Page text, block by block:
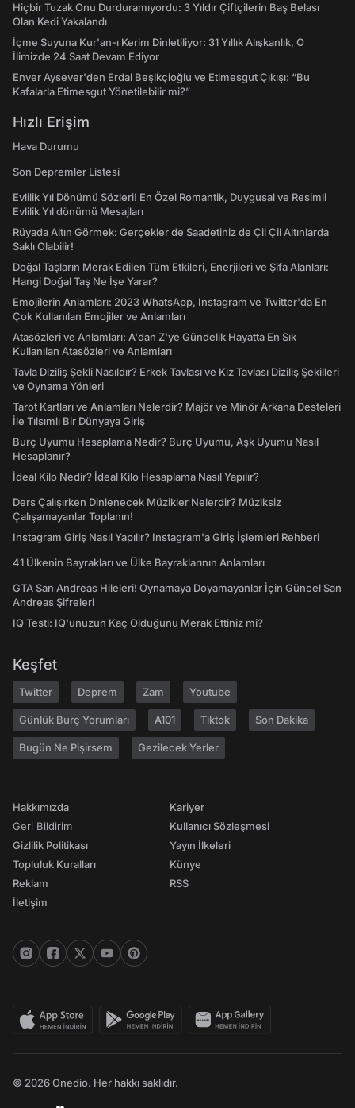
Hiçbir Tuzak Onu Durduramıyordu: 3 Yıldır Çiftçilerin Baş Belası
Olan Kedi Yakalandı
İçme Suyuna Kur'an-ı Kerim Dinletiliyor: 31 Yıllık Alışkanlık, O
İlimizde 24 Saat Devam Ediyor
Enver Aysever'den Erdal Beşikçioğlu ve Etimesgut Çıkışı: “Bu
Kafalarla Etimesgut Yönetilebilir mi?”
Hızlı Erişim
Hava Durumu
Son Depremler Listesi
Evlilik Yıl Dönümü Sözleri! En Özel Romantik, Duygusal ve Resimli
Evlilik Yıl dönümü Mesajları
Rüyada Altın Görmek: Gerçekler de Saadetiniz de Çil Çil Altınlarda
Saklı Olabilir!
Doğal Taşların Merak Edilen Tüm Etkileri, Enerjileri ve Şifa Alanları:
Hangi Doğal Taş Ne İşe Yarar?
Emojilerin Anlamları: 2023 WhatsApp, Instagram ve Twitter'da En
Çok Kullanılan Emojiler ve Anlamları
Atasözleri ve Anlamları: A'dan Z'ye Gündelik Hayatta En Sık
Kullanılan Atasözleri ve Anlamları
Tavla Diziliş Şekli Nasıldır? Erkek Tavlası ve Kız Tavlası Diziliş Şekilleri
ve Oynama Yönleri
Tarot Kartları ve Anlamları Nelerdir? Majör ve Minör Arkana Desteleri
İle Tılsımlı Bir Dünyaya Giriş
Burç Uyumu Hesaplama Nedir? Burç Uyumu, Aşk Uyumu Nasıl
Hesaplanır?
İdeal Kilo Nedir? İdeal Kilo Hesaplama Nasıl Yapılır?
Ders Çalışırken Dinlenecek Müzikler Nelerdir? Müziksiz
Çalışamayanlar Toplanın!
Instagram Giriş Nasıl Yapılır? Instagram'a Giriş İşlemleri Rehberi
41 Ülkenin Bayrakları ve Ülke Bayraklarının Anlamları
GTA San Andreas Hileleri! Oynamaya Doyamayanlar İçin Güncel San
Andreas Şifreleri
IQ Testi: IQ'unuzun Kaç Olduğunu Merak Ettiniz mi?
Keşfet
Twitter Deprem Zam Youtube
Günlük Burç Yorumları A101 Tiktok Son Dakika
Bugün Ne Pişirsem Gezilecek Yerler
Hakkımızda
Geri Bildirim
Gizlilik Politikası
Topluluk Kuralları
Reklam
İletişim
Kariyer
Kullanıcı Sözleşmesi
Yayın İlkeleri
Künye
RSS
© 2026 Onedio. Her hakkı saklıdır.